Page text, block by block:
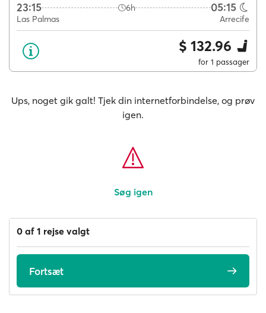
23:15 6h 05:15
Las Palmas Arrecife
$ 132.96
for 1 passager
Ups, noget gik galt! Tjek din internetforbindelse, og prøv
igen.
Søg igen
0 af 1 rejse valgt
Fortsæt